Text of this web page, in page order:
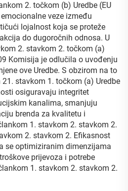
2. točkom (b) Uredbe (EU
veze između
lojalnost koja se proteže
do dugoročnih odnosa. U
2. stavkom 2. točkom (a)
Komisija je odlučila o uvođenju
ove Uredbe. S obzirom na to
stavkom 1. točkom (a) Uredbe
osiguravaju integritet
kanalima, smanjuju
brenda za kvalitetu i
1. stavkom 2. stavkom 2.
2. stavkom 2. Efikasnost
se optimiziranim dimenzijama
prijevoza i potrebe
1. stavkom 2. stavkom 2.